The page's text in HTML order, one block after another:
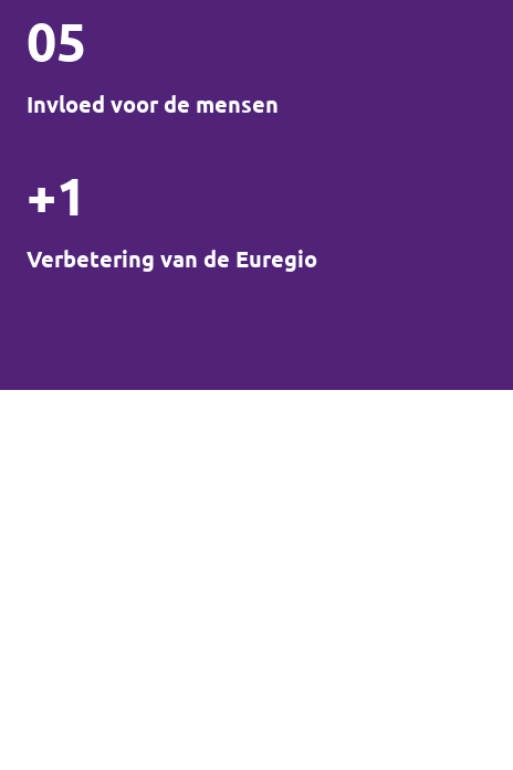
05
Invloed voor de mensen
+1
Verbetering van de Euregio